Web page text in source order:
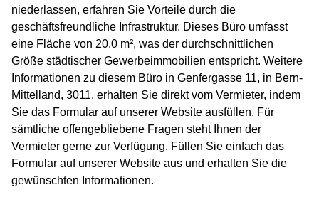
niederlassen, erfahren Sie Vorteile durch die
geschäftsfreundliche Infrastruktur. Dieses Büro umfasst
eine Fläche von 20.0 m², was der durchschnittlichen
Größe städtischer Gewerbeimmobilien entspricht. Weitere
Informationen zu diesem Büro in Genfergasse 11, in Bern-
Mittelland, 3011, erhalten Sie direkt vom Vermieter, indem
Sie das Formular auf unserer Website ausfüllen. Für
sämtliche offengebliebene Fragen steht Ihnen der
Vermieter gerne zur Verfügung. Füllen Sie einfach das
Formular auf unserer Website aus und erhalten Sie die
gewünschten Informationen.